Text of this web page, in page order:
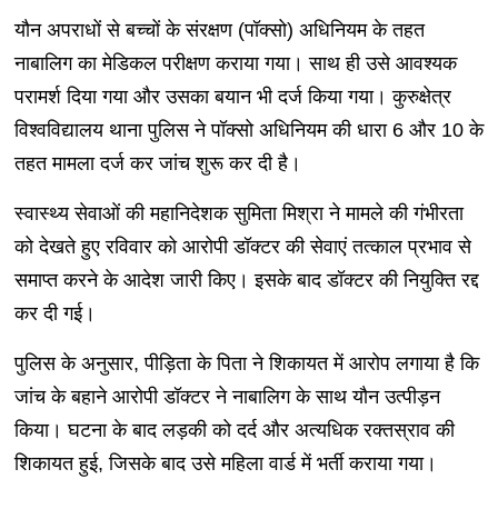
यौन अपराधों से बच्चों के संरक्षण (पॉक्सो) अधिनियम के तहत
नाबालिग का मेडिकल परीक्षण कराया गया। साथ ही उसे आवश्यक
परामर्श दिया गया और उसका बयान भी दर्ज किया गया। कुरुक्षेत्र
विश्वविद्यालय थाना पुलिस ने पॉक्सो अधिनियम की धारा 6 और 10 के
तहत मामला दर्ज कर जांच शुरू कर दी है।
स्वास्थ्य सेवाओं की महानिदेशक सुमिता मिश्रा ने मामले की गंभीरता
को देखते हुए रविवार को आरोपी डॉक्टर की सेवाएं तत्काल प्रभाव से
समाप्त करने के आदेश जारी किए। इसके बाद डॉक्टर की नियुक्ति रद्द
कर दी गई।
पुलिस के अनुसार, पीड़िता के पिता ने शिकायत में आरोप लगाया है कि
जांच के बहाने आरोपी डॉक्टर ने नाबालिग के साथ यौन उत्पीड़न
किया। घटना के बाद लड़की को दर्द और अत्यधिक रक्तस्राव की
शिकायत हुई, जिसके बाद उसे महिला वार्ड में भर्ती कराया गया।